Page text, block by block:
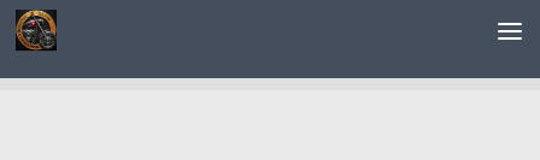
Saltar al contenido